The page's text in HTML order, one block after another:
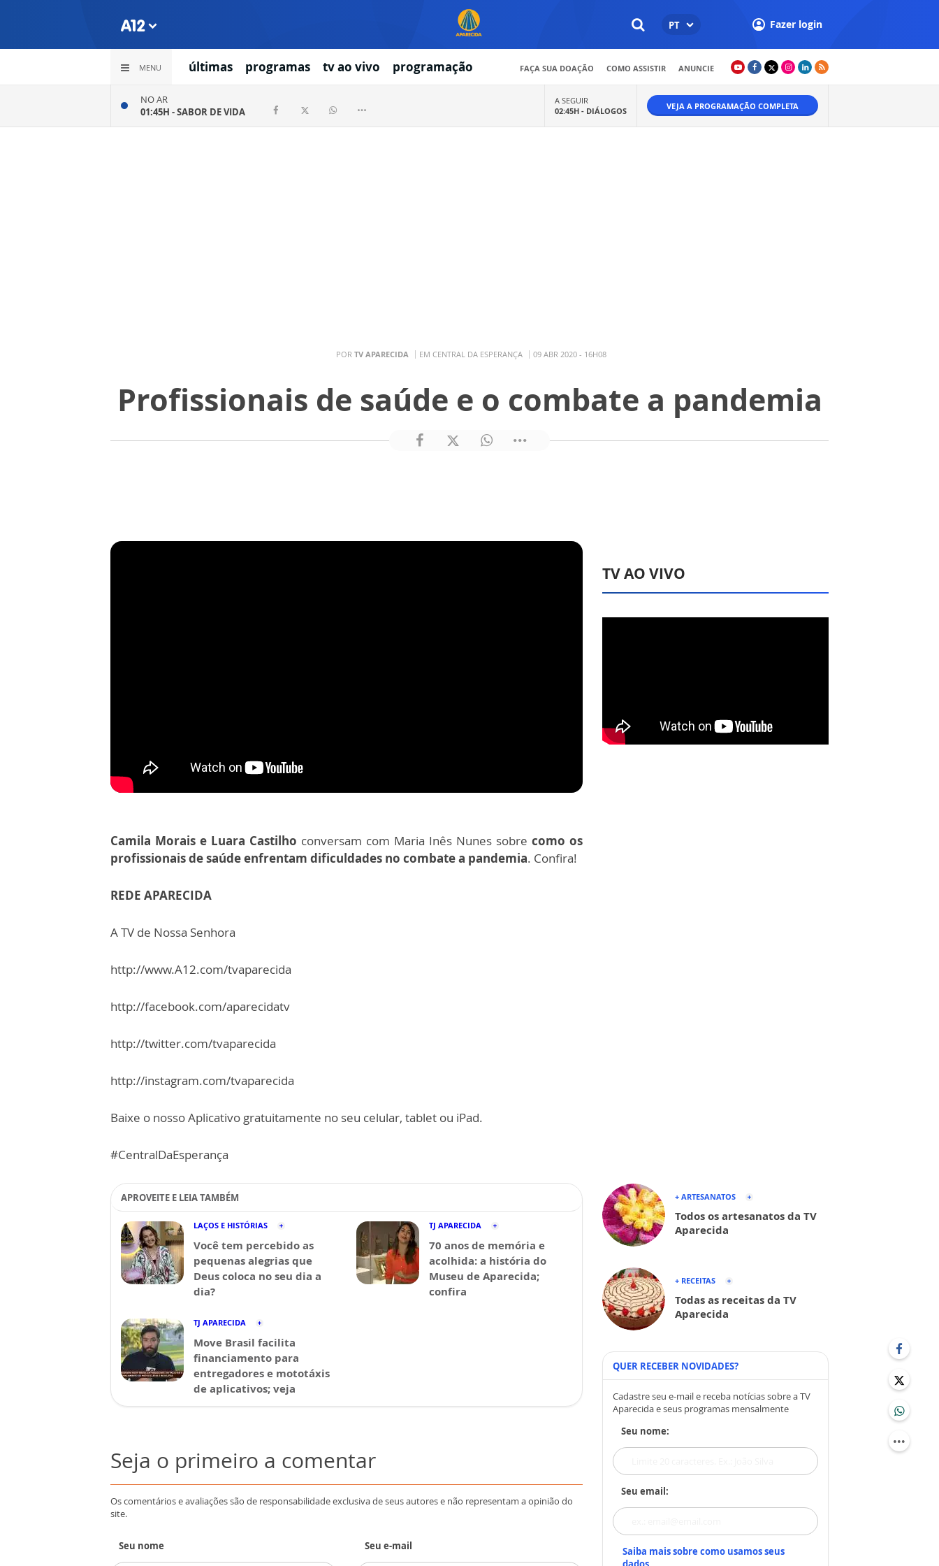
PT Fazer login
MENU últimas programas tv ao vivo programação FAÇA SUA DOAÇÃO COMO ASSISTIR ANUNCIE
NO AR
01:45H -SABOR DE VIDA
A SEGUIR
02:45H - DIÁLOGOS VEJA A PROGRAMAÇÃO COMPLETA
POR TV APARECIDA EM CENTRAL DA ESPERANÇA 09 ABR 2020 - 16H08
Profissionais de saúde e o combate a pandemia
Camila Morais e Luara Castilho conversam com Maria Inês Nunes sobre como os
profissionais de saúde enfrentam dificuldades no combate a pandemia. Confira!
REDE APARECIDA
A TV de Nossa Senhora
http://www.A12.com/tvaparecida
http://facebook.com/aparecidatv
http://twitter.com/tvaparecida
http://instagram.com/tvaparecida
Baixe o nosso Aplicativo gratuitamente no seu celular, tablet ou iPad.
#CentralDaEsperança
APROVEITE E LEIA TAMBÉM
LAÇOS E HISTÓRIAS
Você tem percebido as
pequenas alegrias que
Deus coloca no seu dia a
dia?
TJ APARECIDA
70 anos de memória e
acolhida: a história do
Museu de Aparecida;
confira
TJ APARECIDA
Move Brasil facilita
financiamento para
entregadores e mototáxis
de aplicativos; veja
Seja o primeiro a comentar
Os comentários e avaliações são de responsabilidade exclusiva de seus autores e não representam a opinião do
site.
Seu nome Seu e-mail
TV AO VIVO
+ ARTESANATOS
Todos os artesanatos da TV
Aparecida
+ RECEITAS
Todas as receitas da TV
Aparecida
QUER RECEBER NOVIDADES?
Cadastre seu e-mail e receba notícias sobre a TV
Aparecida e seus programas mensalmente
Seu nome:
Seu email:
Saiba mais sobre como usamos seus